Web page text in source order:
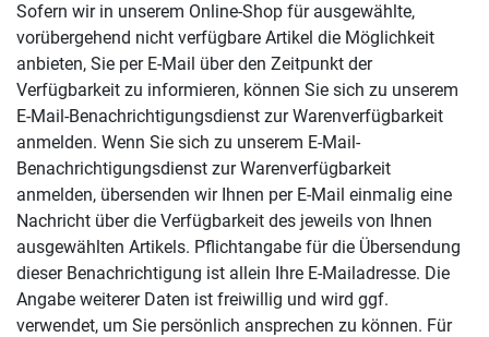
Sofern wir in unserem Online-Shop für ausgewählte,
vorübergehend nicht verfügbare Artikel die Möglichkeit
anbieten, Sie per E-Mail über den Zeitpunkt der
Verfügbarkeit zu informieren, können Sie sich zu unserem
E-Mail-Benachrichtigungsdienst zur Warenverfügbarkeit
anmelden. Wenn Sie sich zu unserem E-Mail-
Benachrichtigungsdienst zur Warenverfügbarkeit
anmelden, übersenden wir Ihnen per E-Mail einmalig eine
Nachricht über die Verfügbarkeit des jeweils von Ihnen
ausgewählten Artikels. Pflichtangabe für die Übersendung
dieser Benachrichtigung ist allein Ihre E-Mailadresse. Die
Angabe weiterer Daten ist freiwillig und wird ggf.
verwendet, um Sie persönlich ansprechen zu können. Für